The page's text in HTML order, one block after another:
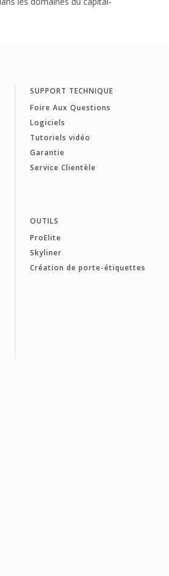
SUPPORT TECHNIQUE
Foire Aux Questions
Logiciels
Tutoriels vidéo
Garantie
Service Clientèle
OUTILS
ProElite
Skyliner
Création de porte-étiquettes